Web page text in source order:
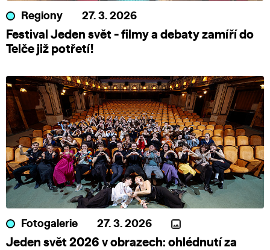
Regiony 27. 3. 2026
Festival Jeden svět - filmy a debaty zamíří do
Telče již potřetí!
Fotogalerie 27. 3. 2026
Jeden svět 2026 v obrazech: ohlédnutí za